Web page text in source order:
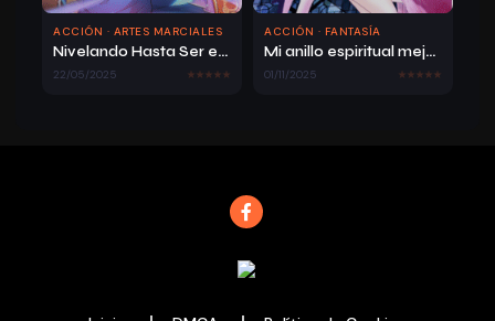
Capítulo 40 25/03/2026 745
ACCIÓN · ARTES MARCIALES
Nivelando Hasta Ser el Más Fuerte
22/05/2025
ACCIÓN · FANTASÍA
Mi anillo espiritual mejorado
01/11/2025